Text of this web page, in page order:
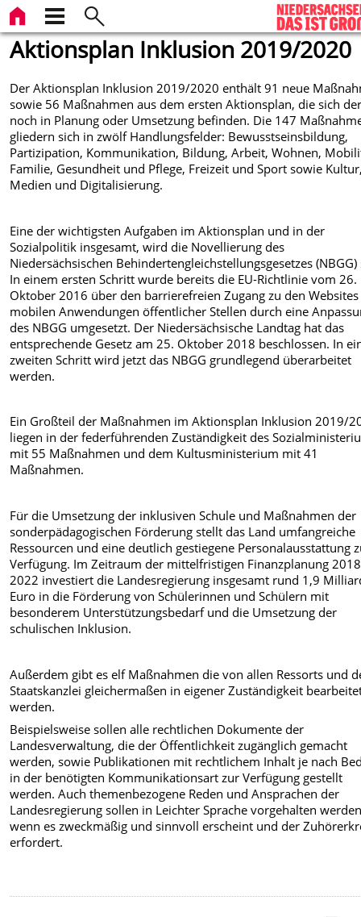
Aktionsplan Inklusion 2019/2020
Der Aktionsplan Inklusion 2019/2020 enthält 91 neue
sowie 56 Maßnahmen aus dem ersten Aktionsplan, die sich
noch in Planung oder Umsetzung befinden. Die 147
gliedern sich in zwölf Handlungsfelder: Bewusstseinsbildung,
Partizipation, Kommunikation, Bildung, Arbeit, Wohnen,
Familie, Gesundheit und Pflege, Freizeit und Sport sowie
Medien und Digitalisierung.
Eine der wichtigsten Aufgaben im Aktionsplan und in der
Sozialpolitik insgesamt, wird die Novellierung des
Niedersächsischen Behindertengleichstellungsgesetzes (NBGG)
In einem ersten Schritt wurde bereits die EU-Richtlinie vom 26.
Oktober 2016 über den barrierefreien Zugang zu den
mobilen Anwendungen öffentlicher Stellen durch eine
des NBGG umgesetzt. Der Niedersächsische Landtag hat das
entsprechende Gesetz am 25. Oktober 2018 beschlossen. In
zweiten Schritt wird jetzt das NBGG grundlegend überarbeitet
werden.
Ein Großteil der Maßnahmen im Aktionsplan Inklusion 2019/
liegen in der federführenden Zuständigkeit des
mit 55 Maßnahmen und dem Kultusministerium mit 41
Maßnahmen.
Für die Umsetzung der inklusiven Schule und Maßnahmen der
sonderpädagogischen Förderung stellt das Land umfangreiche
Ressourcen und eine deutlich gestiegene Personalausstattung
Verfügung. Im Zeitraum der mittelfristigen Finanzplanung
2022 investiert die Landesregierung insgesamt rund 1,9
Euro in die Förderung von Schülerinnen und Schülern mit
besonderem Unterstützungsbedarf und die Umsetzung der
schulischen Inklusion.
Außerdem gibt es elf Maßnahmen die von allen Ressorts und
Staatskanzlei gleichermaßen in eigener Zuständigkeit
werden.
Beispielsweise sollen alle rechtlichen Dokumente der
Landesverwaltung, die der Öffentlichkeit zugänglich gemacht
werden, sowie Publikationen mit rechtlichem Inhalt je nach
in der benötigten Kommunikationsart zur Verfügung gestellt
werden. Auch themenbezogene Reden und Ansprachen der
Landesregierung sollen in Leichter Sprache vorgehalten
wenn es zweckmäßig und sinnvoll erscheint und der
erfordert.